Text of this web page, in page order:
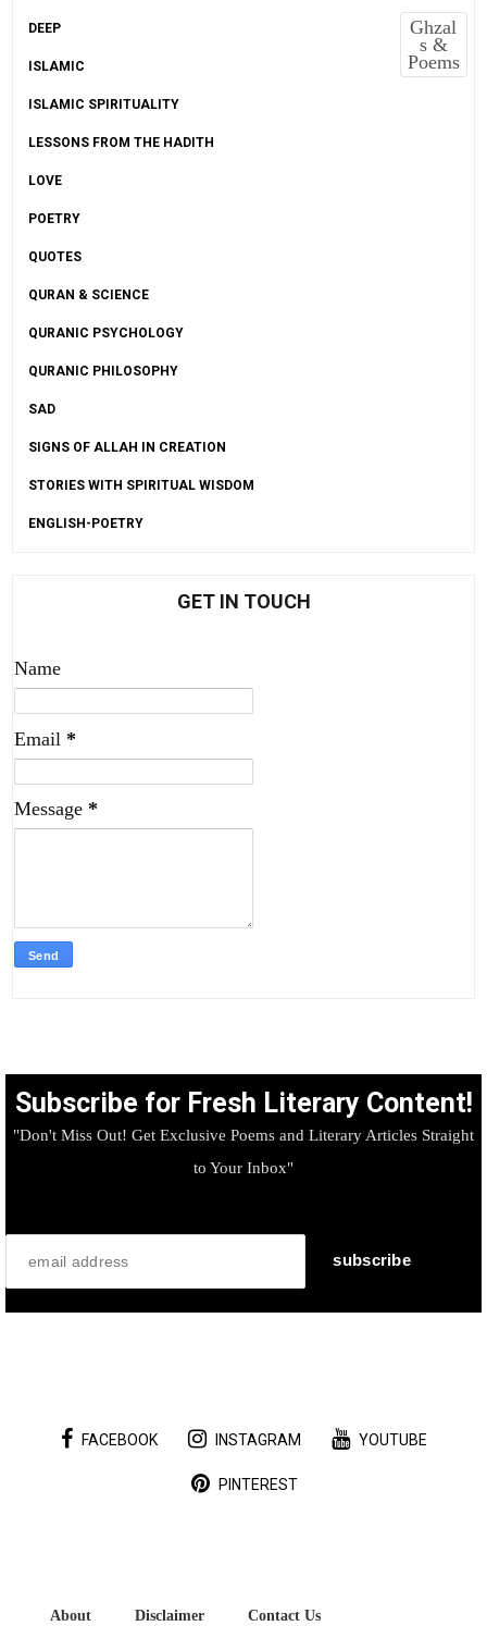
DEEP
Ghzal
s &
Poems
ISLAMIC
ISLAMIC SPIRITUALITY
LESSONS FROM THE HADITH
LOVE
POETRY
QUOTES
QURAN & SCIENCE
QURANIC PSYCHOLOGY
QURANIC PHILOSOPHY
SAD
SIGNS OF ALLAH IN CREATION
STORIES WITH SPIRITUAL WISDOM
ENGLISH-POETRY
GET IN TOUCH
Name
Email *
Message *
Subscribe for Fresh Literary Content!
"Don't Miss Out! Get Exclusive Poems and Literary Articles Straight
to Your Inbox"
FACEBOOK INSTAGRAM YOUTUBE
PINTEREST
About Disclaimer Contact Us